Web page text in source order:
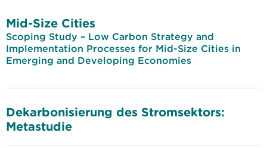
Mid-Size Cities
Scoping Study – Low Carbon Strategy and
Implementation Processes for Mid-Size Cities in
Emerging and Developing Economies
Dekarbonisierung des Stromsektors:
Metastudie